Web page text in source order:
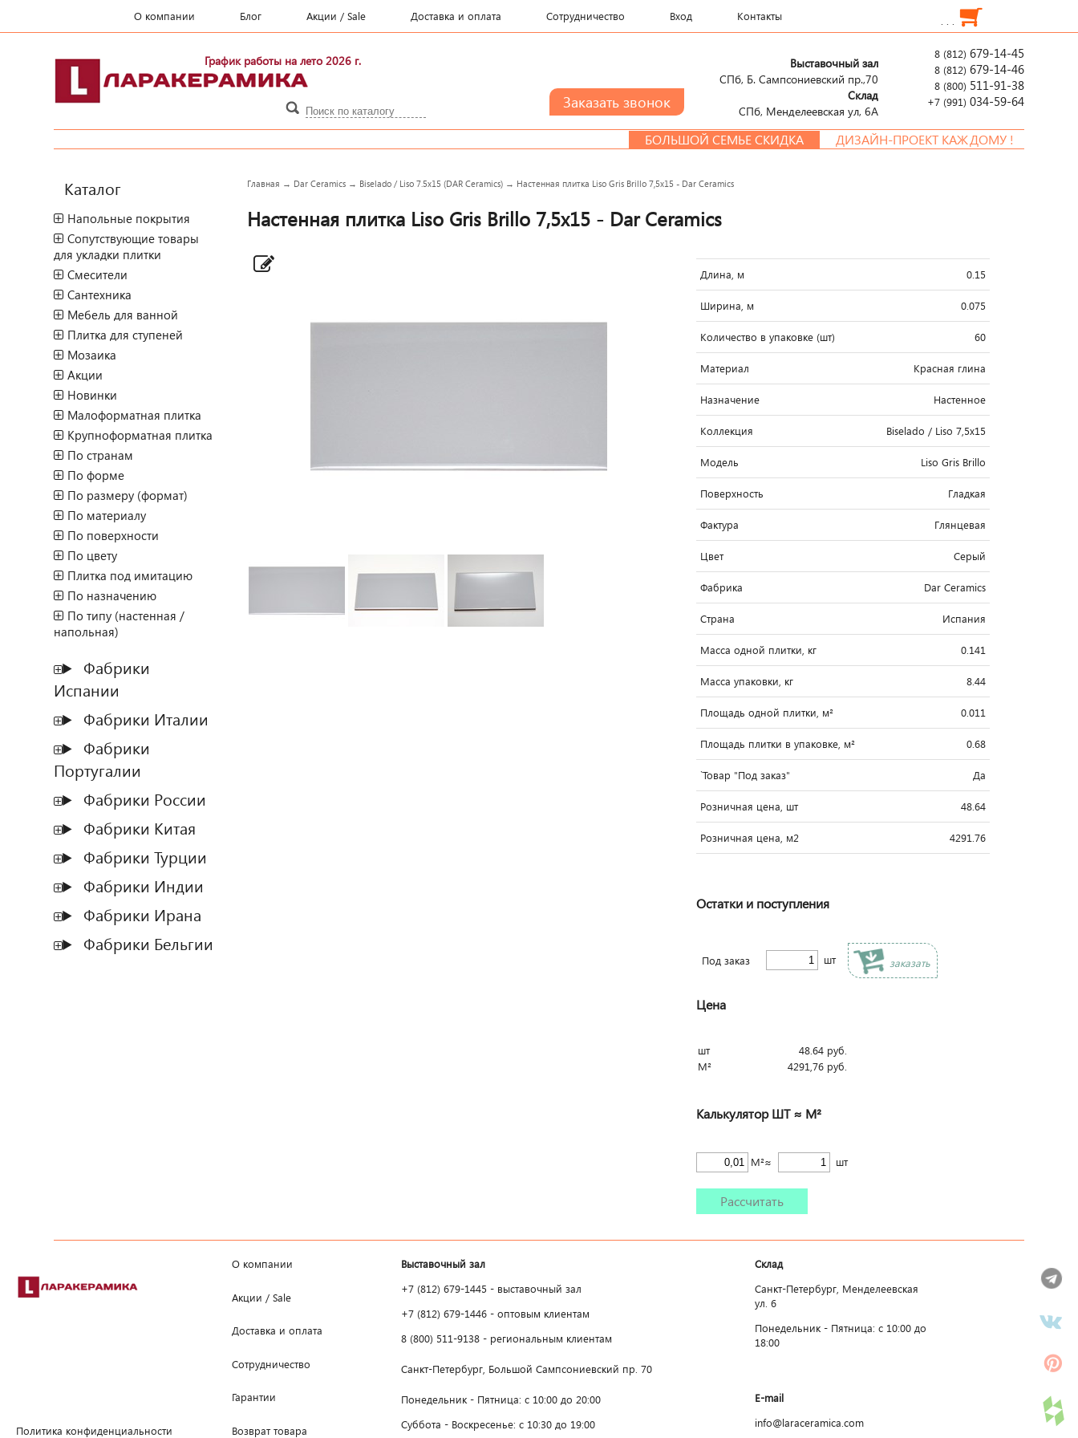
О компании Блог Акции / Sale Доставка и оплата Сотрудничество Вход Контакты . . .
График работы на лето 2026 г. 8 (812) 679-14-45
8 (812) 679-14-46
8 (800) 511-91-38
+7 (991) 034-59-64
Выставочный зал
СПб, Б. Сампсониевский пр.,70
Склад
СПб, Менделеевcкая ул, 6А
БОЛЬШОЙ СЕМЬЕ СКИДКА ДИЗАЙН-ПРОЕКТ КАЖДОМУ !
Каталог
Напольные покрытия
Сопутствующие товары
для укладки плитки
Смесители
Сантехника
Мебель для ванной
Плитка для ступеней
Мозаика
Акции
Новинки
Малоформатная плитка
Крупноформатная плитка
По странам
По форме
По размеру (формат)
По материалу
По поверхности
По цвету
Плитка под имитацию
По назначению
По типу (настенная /
напольная)
Фабрики
Испании
Фабрики Италии
Фабрики
Португалии
Фабрики России
Фабрики Китая
Фабрики Турции
Фабрики Индии
Фабрики Ирана
Фабрики Бельгии
Главная → Dar Ceramics → Biselado / Liso 7.5x15 (DAR Ceramics) → Настенная плитка Liso Gris Brillo 7,5x15 - Dar Ceramics
Настенная плитка Liso Gris Brillo 7,5x15 - Dar Ceramics
Длина, м 0.15
Ширина, м 0.075
Количество в упаковке (шт) 60
Материал Красная глина
Назначение Настенное
Коллекция Biselado / Liso 7,5x15
Модель Liso Gris Brillo
Поверхность Гладкая
Фактура Глянцевая
Цвет Серый
Фабрика Dar Ceramics
Страна Испания
Масса одной плитки, кг 0.141
Масса упаковки, кг 8.44
Площадь одной плитки, м² 0.011
Площадь плитки в упаковке, м² 0.68
`Товар "Под заказ" Да
Розничная цена, шт 48.64
Розничная цена, м2 4291.76
Остатки и поступления
Под заказ шт заказать
Цена
шт 48.64руб.
М²
4291,76руб.
Калькулятор ШТ ≈ М²
М²≈ шт
Рассчитать
Политика конфиденциальности
О компании
Акции / Sale
Доставка и оплата
Сотрудничество
Гарантии
Возврат товара
Выставочный зал
+7 (812) 679-1445 - выставочный зал
+7 (812) 679-1446 - оптовым клиентам
8 (800) 511-9138 - региональным клиентам
Санкт-Петербург, Большой Сампсониевский пр. 70
Понедельник - Пятница: с 10:00 до 20:00
Суббота - Воскресенье: с 10:30 до 19:00
Склад
Санкт-Петербург, Менделеевская
ул. 6
Понедельник - Пятница: c 10:00 до
18:00
E-mail
info@laraceramica.com